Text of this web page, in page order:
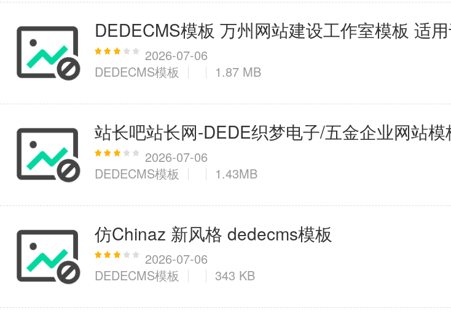
DEDECMS模板 万州网站建设工作室模板 适
2026-07-06
DEDECMS模板
1.87 MB
站长吧站长网-DEDE织梦电子/五金企业网站模
2026-07-06
DEDECMS模板
1.43MB
仿Chinaz 新风格 dedecms模板
2026-07-06
DEDECMS模板
343 KB